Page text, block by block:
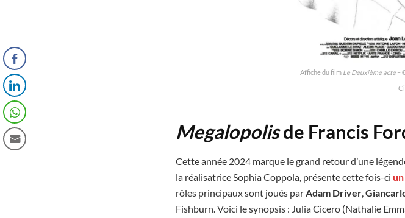
Affiche du film Le Deuxième acte –
Megalopolisde Francis
Cette année 2024 marque le grand retour d’une
la réalisatrice Sophia Coppola, présente cette fois-ci
rôles principaux sont joués parAdam Driver,
Fishburn. Voici le synopsis : Julia Cicero (Nathalie